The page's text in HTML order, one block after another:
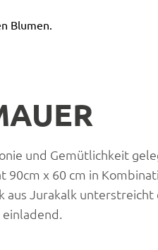
und Gemütlichkeit
90cm x 60 cm in
aus Jurakalk unterstreicht